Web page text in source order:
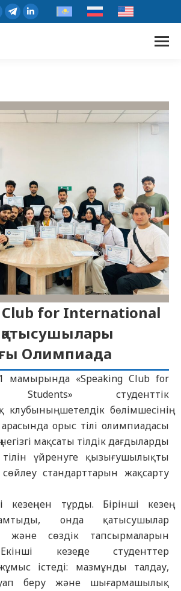
Club for International
Олимпиада
мамырында «Speaking Club for
Students» студенттік
клубының шетелдік бөлімшесінің
орыс тілі олимпиадасы
мақсаты тілдік дағдыларды
үйренуге қызығушылықты
стандарттарын жақсарту
тұрды. Бірінші кезең
онда қатысушылар
және сөздік тапсырмаларын
кезеңде студенттер
істеді: мазмұнды талдау,
беру және шығармашылық